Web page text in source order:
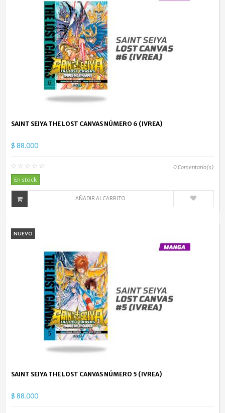
SAINT SEIYA THE LOST CANVAS NÚMERO 6 (IVREA)
$ 88.000
0Comentario(s)
En stock
AÑADIR AL CARRITO
NUEVO
SAINT SEIYA THE LOST CANVAS NÚMERO 5 (IVREA)
$ 88.000